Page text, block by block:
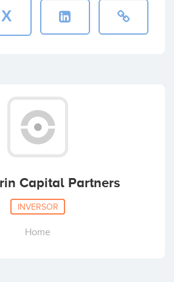
X
Capital Partners
INVERSOR
Home